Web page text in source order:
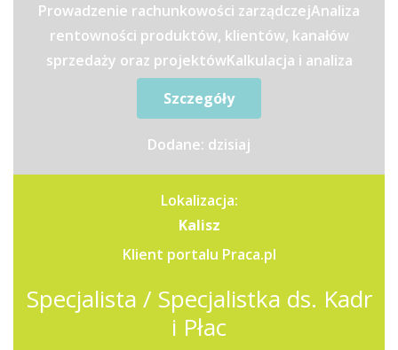
Prowadzenie rachunkowości zarządczejAnaliza
rentowności produktów, klientów, kanałów
sprzedaży oraz projektówKalkulacja i analiza
Szczegóły
Dodane: dzisiaj
Lokalizacja:
Kalisz
Klient portalu Praca.pl
Specjalista / Specjalistka ds. Kadr
i Płac